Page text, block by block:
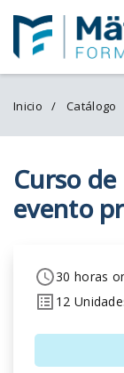
Inicio Catálogo
Curso
evento
30 horas
12